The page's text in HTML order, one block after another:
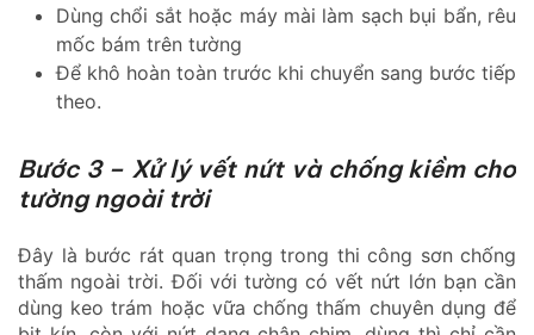
Dùng chổi sắt hoặc máy mài làm sạch bụi bẩn, rêu
mốc bám trên tường
Để khô hoàn toàn trước khi chuyển sang bước tiếp
theo.
Bước 3 – Xử lý vết nứt và chống kiềm cho
tường ngoài trời
Đây là bước rát quan trọng trong thi công sơn chống
thấm ngoài trời. Đối với tường có vết nứt lớn bạn cần
dùng keo trám hoặc vữa chống thấm chuyên dụng để